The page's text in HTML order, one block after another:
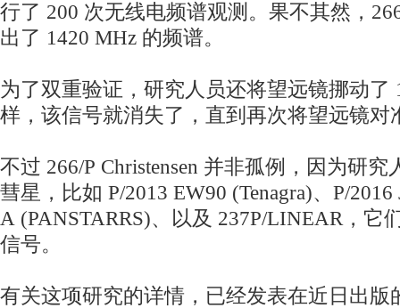
行了 200 次无线电频谱观测。果不其然，
出了 1420 MHz 的频谱。
为了双重验证，研究人员还将望远镜挪动了
样，该信号就消失了，直到再次将望远镜对
不过 266/P Christensen 并非孤例，因为研
彗星，比如 P/2013 EW90 (Tenagra)、P/2016
A (PANSTARRS)、以及 237P/LINEAR，它
信号。
有关这项研究的详情，已经发表在近日出版